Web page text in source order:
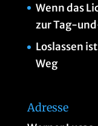
Wenn das
zur Tag-
Loslassen
Weg
Adresse